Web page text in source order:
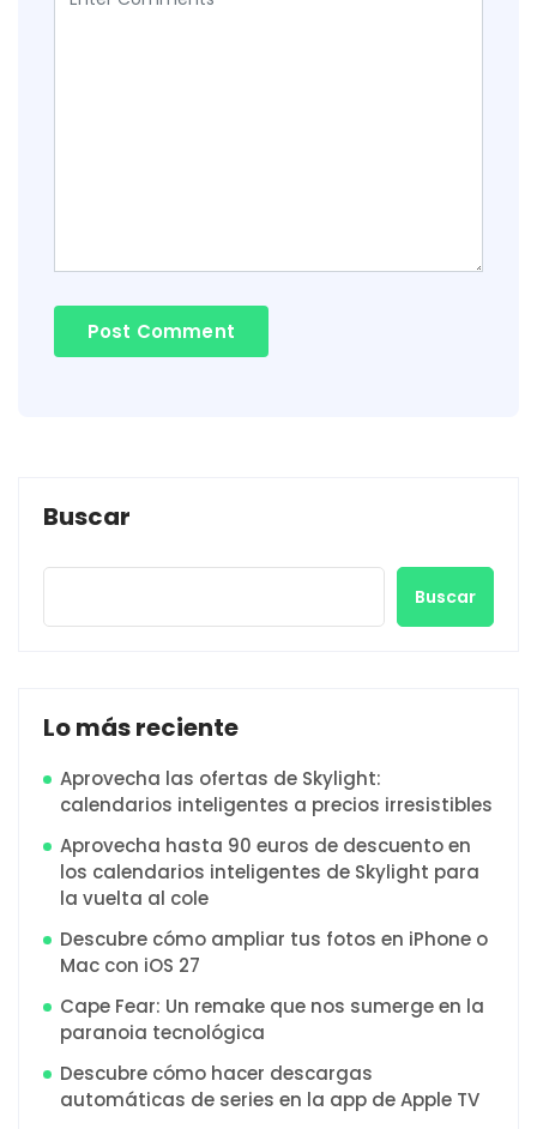
Buscar
Buscar
Lo más reciente
Aprovecha las ofertas de Skylight:
calendarios inteligentes a precios irresistibles
Aprovecha hasta 90 euros de descuento en
los calendarios inteligentes de Skylight para
la vuelta al cole
Descubre cómo ampliar tus fotos en iPhone o
Mac con iOS 27
Cape Fear: Un remake que nos sumerge en la
paranoia tecnológica
Descubre cómo hacer descargas
automáticas de series en la app de Apple TV